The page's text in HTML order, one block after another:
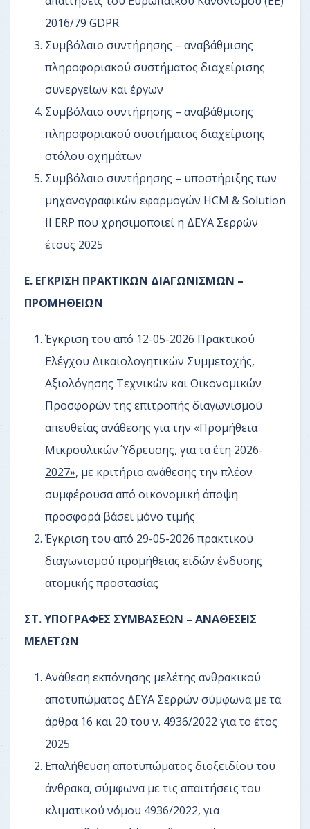
2016/79 GDPR
Συμβόλαιο συντήρησης – αναβάθμισης
πληροφοριακού συστήματος διαχείρισης
συνεργείων και έργων
Συμβόλαιο συντήρησης – αναβάθμισης
πληροφοριακού συστήματος διαχείρισης
στόλου οχημάτων
Συμβόλαιο συντήρησης – υποστήριξης των
μηχανογραφικών εφαρμογών HCM & Solution
II ERP που χρησιμοποιεί η ΔΕΥΑ Σερρών
έτους 2025
Ε. ΕΓΚΡΙΣΗ ΠΡΑΚΤΙΚΩΝ ΔΙΑΓΩΝΙΣΜΩΝ –
ΠΡΟΜΗΘΕΙΩΝ
Έγκριση του από 12-05-2026 Πρακτικού
Ελέγχου Δικαιολογητικών Συμμετοχής,
Αξιολόγησης Τεχνικών και Οικονομικών
Προσφορών της επιτροπής διαγωνισμού
απευθείας ανάθεσης για την «Προμήθεια
Μικροϋλικών Ύδρευσης, για τα έτη 2026-
2027», με κριτήριο ανάθεσης την πλέον
συμφέρουσα από οικονομική άποψη
προσφορά βάσει μόνο τιμής
Έγκριση του από 29-05-2026 πρακτικού
διαγωνισμού προμήθειας ειδών ένδυσης
ατομικής προστασίας
ΣΤ. ΥΠΟΓΡΑΦΕΣ ΣΥΜΒΑΣΕΩΝ – ΑΝΑΘΕΣΕΙΣ
ΜΕΛΕΤΩΝ
Ανάθεση εκπόνησης μελέτης ανθρακικού
αποτυπώματος ΔΕΥΑ Σερρών σύμφωνα με τα
άρθρα 16 και 20 του ν. 4936/2022 για το έτος
2025
Επαλήθευση αποτυπώματος διοξειδίου του
άνθρακα, σύμφωνα με τις απαιτήσεις του
κλιματικού νόμου 4936/2022, για